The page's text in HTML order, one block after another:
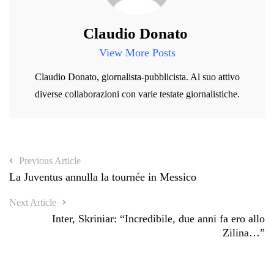
Claudio Donato
View More Posts
Claudio Donato, giornalista-pubblicista. Al suo attivo
diverse collaborazioni con varie testate giornalistiche.
Previous Article
La Juventus annulla la tournée in Messico
Next Article
Inter, Skriniar: “Incredibile, due anni fa ero allo
Zilina…”